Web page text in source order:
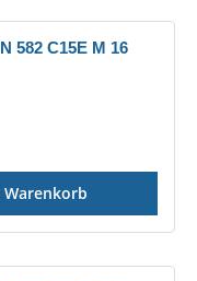
582 C15E M 16
Warenkorb